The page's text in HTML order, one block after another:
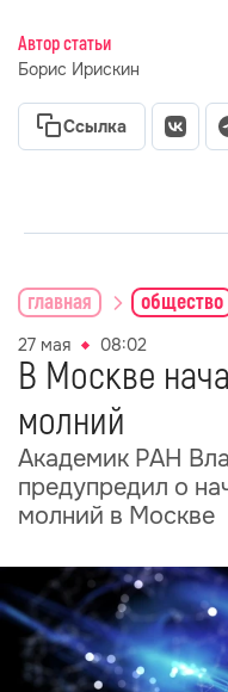
Автор статьи
Борис Ирискин
Ссылка
главная общество
27 мая 08:02
В Москве
молний
Академик РАН
предупредил о
молний в Москве